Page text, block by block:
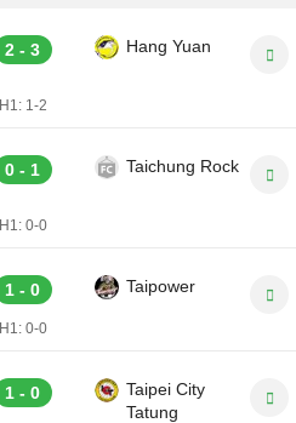
2 - 3 Hang Yuan
H1: 1-2
0 - 1 Taichung Rock
H1: 0-0
1 - 0 Taipower
H1: 0-0
1 - 0
Taipei City
Tatung